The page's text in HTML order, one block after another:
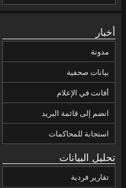
أخبار
مدونة
بيانات صحفية
أفانت في الإعلام
انضم إلى قائمة البريد
استجابة للمحاكمات
تحليل البيانات
تقارير فردية